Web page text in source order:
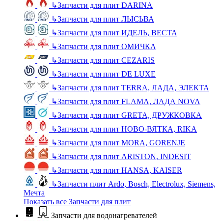
↳Запчасти для плит DARINA
↳Запчасти для плит ЛЫСЬВА
↳Запчасти для плит ИДЕЛЬ, ВЕСТА
↳Запчасти для плит ОМИЧКА
↳Запчасти для плит CEZARIS
↳Запчасти для плит DE LUXE
↳Запчасти для плит TERRA, ЛАДА, ЭЛЕКТА
↳Запчасти для плит FLAMA, ЛАДА NOVA
↳Запчасти для плит GRETA, ДРУЖКОВКА
↳Запчасти для плит НОВО-ВЯТКА, RIKA
↳Запчасти для плит MORA, GORENJE
↳Запчасти для плит ARISTON, INDESIT
↳Запчасти для плит HANSA, KAISER
↳Запчасти плит Ardo, Bosch, Electrolux, Siemens,
Мечта
Показать все Запчасти для плит
Запчасти для водонагревателей